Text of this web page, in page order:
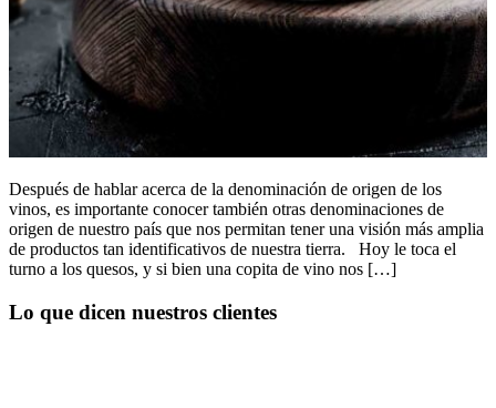
Después de hablar acerca de la denominación de origen de los
vinos, es importante conocer también otras denominaciones de
origen de nuestro país que nos permitan tener una visión más amplia
de productos tan identificativos de nuestra tierra. Hoy le toca el
turno a los quesos, y si bien una copita de vino nos […]
Lo que dicen nuestros clientes